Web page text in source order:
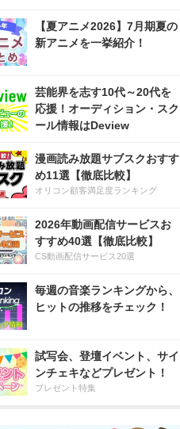
【夏アニメ2026】7月期夏の
新アニメを一挙紹介！
芸能界を志す10代～20代を
応援！オーディション・スク
ール情報はDeview
漫画読み放題サブスクおすす
め11選【徹底比較】
オリコン顧客満足度ランキング
2026年動画配信サービスお
すすめ40選【徹底比較】
CS動画配信サービス20選
毎週の音楽ランキングから、
ヒットの推移をチェック！
試写会、登壇イベント、サイ
ンチェキなどプレゼント！
プレゼント特集